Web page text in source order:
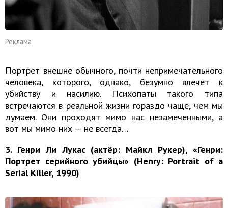
Реклама
Портрет внешне обычного, почти непримечательного
человека, которого, однако, безумно влечет к
убийству и насилию. Психопаты такого типа
встречаются в реальной жизни гораздо чаще, чем мы
думаем. Они проходят мимо нас незамеченными, а
вот мы мимо них — не всегда…
3. Генри Ли Лукас (актёр: Майкл Рукер), «Генри:
Портрет серийного убийцы» (Henry: Portrait of a
Serial Killer, 1990)